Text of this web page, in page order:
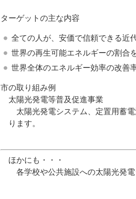
ターゲットの主な内容
全ての人が、安価で信頼できる近
世界の再生可能エネルギーの割合
世界全体のエネルギー効率の改善
市の取り組み例
太陽光発電等普及促進事業
太陽光発電システム、定置用蓄
ります。
ほかにも・・・
各学校や公共施設への太陽光発